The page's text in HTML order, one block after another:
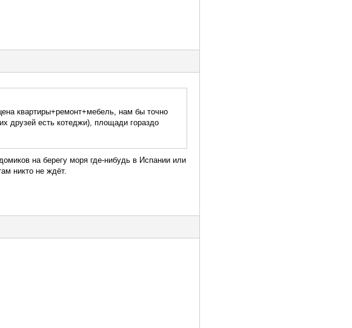
квартиры+ремонт+мебель, нам бы точно
друзей есть котеджи), площади гораздо
на берегу моря где-нибудь в Испании или
никто не ждёт.